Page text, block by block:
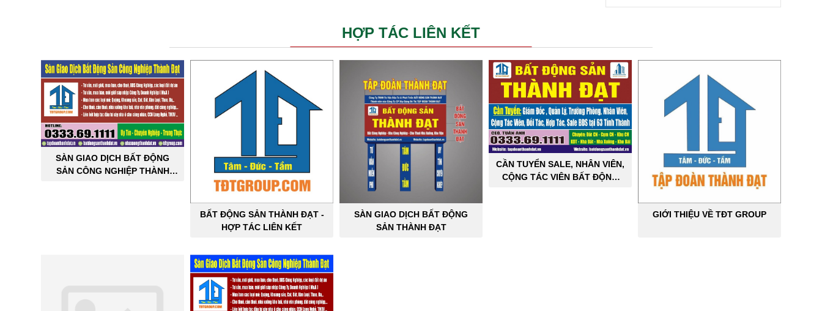
HỢP TÁC LIÊN KẾT
SÀN GIAO DỊCH BẤT ĐỘNG
SẢN CÔNG NGHIỆP THÀNH
BẤT ĐỘNG SẢN THÀNH ĐẠT -
HỢP TÁC LIÊN KẾT
SÀN GIAO DỊCH BẤT ĐỘNG
SẢN THÀNH ĐẠT
CẦN TUYỂN SALE, NHÂN VIÊN,
CỘNG TÁC VIÊN BẤT ĐỘNG
GIỚI THIỆU VỀ TĐT GROUP